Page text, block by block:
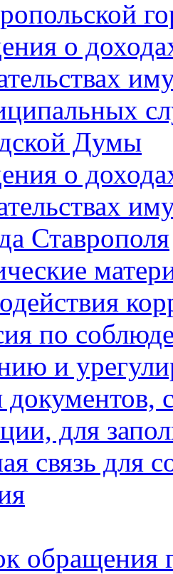
о
Думы
о
Ставрополя
по
и
для
связь для
обращения